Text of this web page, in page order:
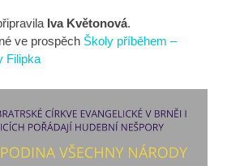
Iva Květonová.
ve prospěch Školy příběhem –
Filipka